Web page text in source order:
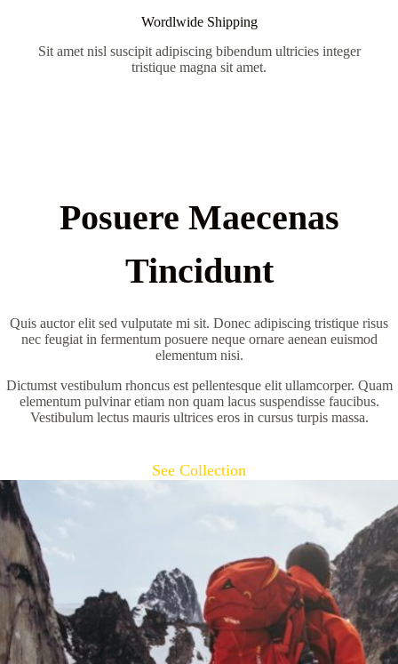
Wordlwide Shipping
Sit amet nisl suscipit adipiscing bibendum ultricies integer
tristique magna sit amet.
Posuere Maecenas
Tincidunt
Quis auctor elit sed vulputate mi sit. Donec adipiscing tristique risus
nec feugiat in fermentum posuere neque ornare aenean euismod
elementum nisi.
Dictumst vestibulum rhoncus est pellentesque elit ullamcorper. Quam
elementum pulvinar etiam non quam lacus suspendisse faucibus.
Vestibulum lectus mauris ultrices eros in cursus turpis massa.
See Collection